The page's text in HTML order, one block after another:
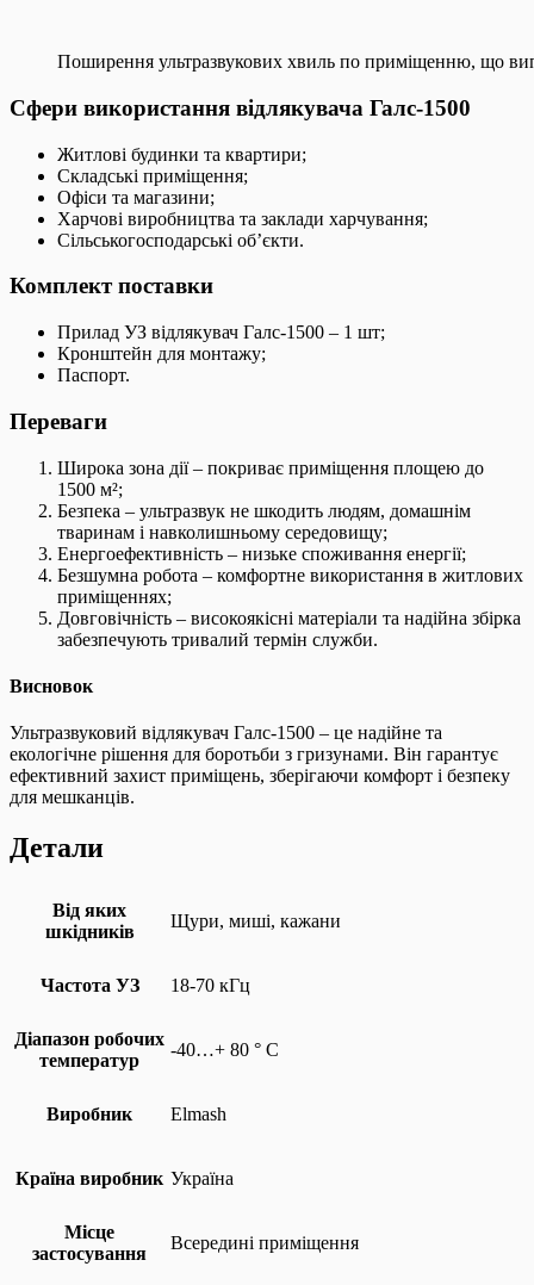
Поширення ультразвукових хвиль по приміщенню, що
Сфери використання відлякувача Галс-1500
Житлові будинки та квартири;
Складські приміщення;
Офіси та магазини;
Харчові виробництва та заклади харчування;
Сільськогосподарські об’єкти.
Комплект поставки
Прилад УЗ відлякувач Галс-1500 – 1 шт;
Кронштейн для монтажу;
Паспорт.
Переваги
Широка зона дії – покриває приміщення площею до
1500 м²;
Безпека – ультразвук не шкодить людям, домашнім
тваринам і навколишньому середовищу;
Енергоефективність – низьке споживання енергії;
Безшумна робота – комфортне використання в житлових
приміщеннях;
Довговічність – високоякісні матеріали та надійна збірка
забезпечують тривалий термін служби.
Висновок
Ультразвуковий відлякувач Галс-1500 – це надійне та
екологічне рішення для боротьби з гризунами. Він гарантує
ефективний захист приміщень, зберігаючи комфорт і безпеку
для мешканців.
Детали
Від яких
шкідників
Щури, миші, кажани
Частота УЗ 18-70 кГц
Діапазон робочих
температур
-40…+ 80 ° С
Виробник Elmash
Країна виробник Україна
Місце
застосування
Всередині приміщення